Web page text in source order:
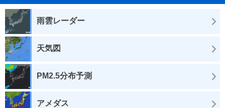
雨雲レーダー
天気図
PM2.5分布予測
アメダス